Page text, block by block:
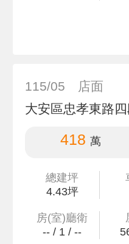
115/05
店面
大安區忠孝東路
418萬
總建坪
4.43坪
房(室)廳衛
-- / 1 /--